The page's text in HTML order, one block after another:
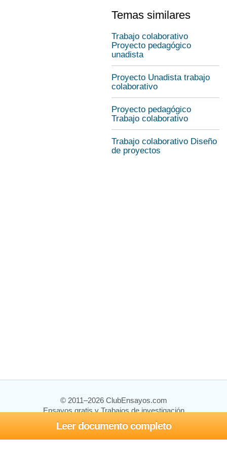
Leer documento completo
Temas similares
Trabajo colaborativo
Proyecto pedagógico
unadista
Proyecto Unadista trabajo
colaborativo
Proyecto pedagógico
Trabajo colaborativo
Trabajo colaborativo Diseño
de proyectos
© 2011–2026 ClubEnsayos.com
Ensayos gratis y Trabajos de investigación